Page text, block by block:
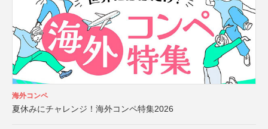
海外コンペ
夏休みにチャレンジ！海外コンペ特集2026